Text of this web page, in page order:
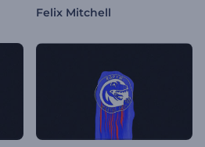
Felix Mitchell